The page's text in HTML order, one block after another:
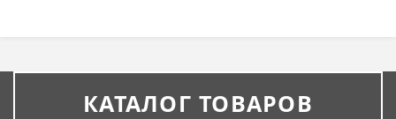
КАТАЛОГ ТОВАРОВ